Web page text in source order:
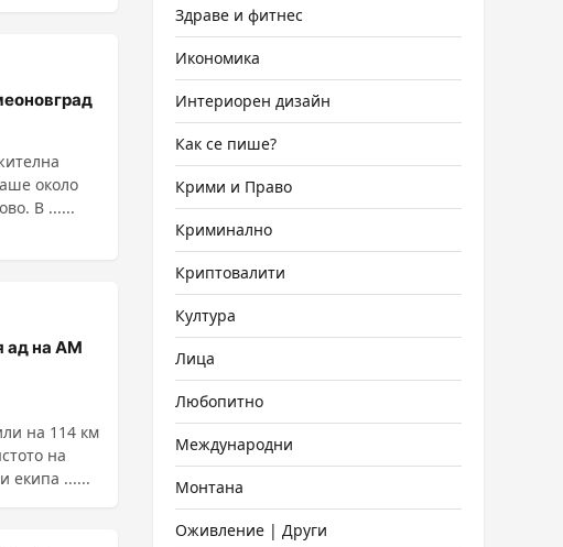
около
Рило-Родопския масиви и в района на Хасково. В ......
ад на АМ
на 114 км
на
екипа ......
Здраве и фитнес
Икономика
Интериорен дизайн
Как се пише?
Крими и Право
Криминално
Криптовалити
Култура
Лица
Любопитно
Международни
Монтана
Оживление | Други